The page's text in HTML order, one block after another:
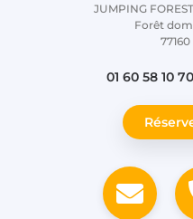
JUMPING
Forêt
01 60 58 10